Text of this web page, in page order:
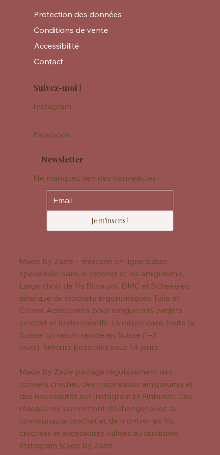
Protection des données
Conditions de vente
Accessibilité
Contact
Suivez-moi !
Instagram
Facebook
Newsletter
Ne manquez rien des nouveautés !
Je m'inscris !
Made by Zazie – mercerie en ligne suisse
spécialisée dans le crochet et les amigurumis.
Large choix de fils Ricorumi, DMC et Scheepjes,
ainsi que de crochets ergonomiques Tulip et
Clover. Accessoires pour amigurumis, projets
crochet et loisirs créatifs. Livraison dans toute la
Suisse. Livraison rapide en Suisse (1–3
jours). Retours possibles sous 14 jours.
Made by Zazie partage régulièrement des
conseils crochet, des inspirations amigurumis et
des nouveautés sur Instagram et Pinterest. Ces
réseaux me permettent d’échanger avec la
communauté crochet et de montrer les fils,
crochets et accessoires utilisés au quotidien.
Instagram Made by Zazie